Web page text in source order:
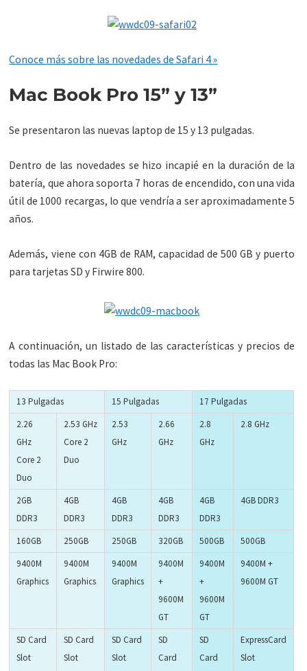
Conoce más sobre las novedades de Safari 4 »
Mac Book Pro 15” y 13”
Se presentaron las nuevas laptop de 15 y 13 pulgadas.
Dentro de las novedades se hizo incapié en la duración de la
batería, que ahora soporta 7 horas de encendido, con una vida
útil de 1000 recargas, lo que vendría a ser aproximadamente 5
años.
Además, viene con 4GB de RAM, capacidad de 500 GB y puerto
para tarjetas SD y Firwire 800.
A continuación, un listado de las características y precios de
todas las Mac Book Pro:
13 Pulgadas 15 Pulgadas
17 Pulgadas
2.26
GHz
Core 2
Duo
2.53 GHz
Core 2
Duo
2.53
GHz
2.66
GHz
2.8
GHz
2.8 GHz
2GB
DDR3
4GB
DDR3
4GB
DDR3
4GB
DDR3
4GB
DDR3
4GB DDR3
160GB 250GB 250GB 320GB 500GB
500GB
9400M
Graphics
9400M
Graphics
9400M
Graphics
9400M
+
9600M
GT
9400M
+
9600M
GT
9400M +
9600M GT
SD Card
Slot
SD Card
Slot
SD Card
Slot
SD
Card
SD
Card
ExpressCard
Slot